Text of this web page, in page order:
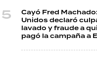
Cayó Fred
Unidos declaró
lavado y fraude a
pagó la campaña a